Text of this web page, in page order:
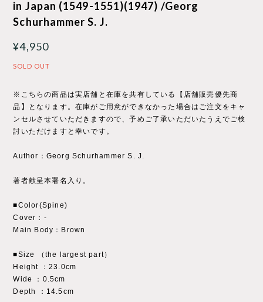
in Japan (1549-1551)(1947) /Georg
Schurhammer S. J.
¥4,950
SOLD OUT
※こちらの商品は実店舗と在庫を共有している【店舗販売優先商
品】となります。在庫がご用意ができなかった場合はご注文をキャ
ンセルさせていただきますので、予めご了承いただいたうえでご検
討いただけますと幸いです。
Author：Georg Schurhammer S. J.
著者献呈本署名入り。
■Color(Spine)
Cover：‐
Main Body：Brown
■Size （the largest part）
Height ：23.0cm
Wide ：0.5cm
Depth ：14.5cm